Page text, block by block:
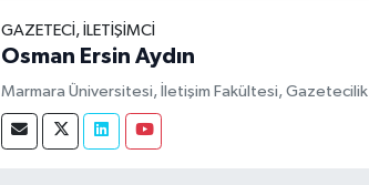
GAZETECI, İLETIŞIMCI
Osman Ersin Aydın
Marmara Üniversitesi, İletişim Fakültesi, Gazetecilik